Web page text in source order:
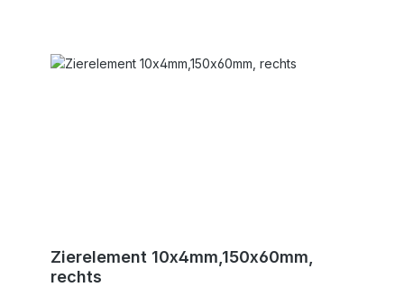
Zierelement 10x4mm,150x60mm,
rechts